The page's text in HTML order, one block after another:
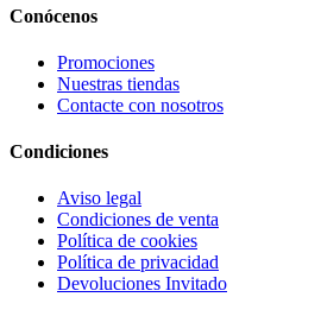
Conócenos
Promociones
Nuestras tiendas
Contacte con nosotros
Condiciones
Aviso legal
Condiciones de venta
Política de cookies
Política de privacidad
Devoluciones Invitado